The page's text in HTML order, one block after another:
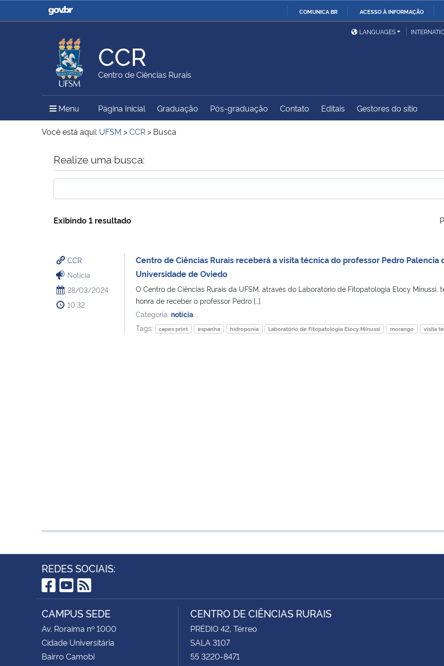
COMUNICA BR ACESSO À INFORMAÇÃO
Casa Civil
Ministério da Justiça e
Ministério da Defesa
Ministério das Relações
Exteriores
Ministério da Agricultura,
Pecuária e Abastecimento
Ministério da Educação
Ministério do Meio Ambiente Ministério do Turismo
Ministério do
Controladoria-Geral da
LANGUAGES
CCR
Centro de Ciências Rurais
Menu Menu Principal do Sítio
Página Inicial Graduação Pós-graduação Contato Editais Gestores do sítio
Você está aqui: UFSM >CCR > Busca
Início do conteúdo
Realize uma busca:
Exibindo 1 resultado
CCR
Notícia
28/03/2024
10:32
Centro de Ciências Rurais receberá a visita técnica do professor Pedro Palencia
Universidade de Oviedo
O Centro de Ciências Rurais da UFSM, através do Laboratório de Fitopatologia Elocy Minussi,
honra de receber o professor Pedro […]
Categoria: notícia
Tags:
capes print espanha hidroponia Laboratório de Fitopatologia Elocy Minussi morango visita
REDES SOCIAIS:
Facebook
YouTube
RSS
CAMPUS SEDE
Av. Roraima nº 1000
Cidade Universitária
Bairro Camobi
CENTRO DE CIÊNCIAS RURAIS
PRÉDIO 42, Térreo
SALA 3107
55 3220-8471